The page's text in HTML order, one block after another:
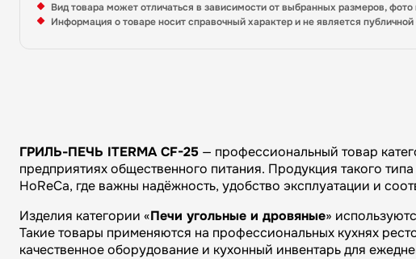
Вид товара может отличаться в зависимости от выбранных размеров,
Информация о товаре носит справочный характер и не является
ГРИЛЬ-ПЕЧЬ ITERMA CF-25 — профессиональный товар
предприятиях общественного питания. Продукция такого
HoReCa, где важны надёжность, удобство эксплуатации и
Изделия категории «Печи угольные и дровяные»
Такие товары применяются на профессиональных кухнях
качественное оборудование и кухонный инвентарь для